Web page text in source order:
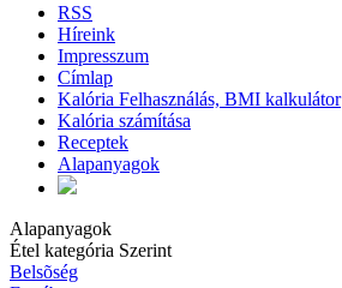
RSS
Híreink
Impresszum
Címlap
Kalória Felhasználás, BMI kalkulátor
Kalória számítása
Receptek
Alapanyagok
Alapanyagok
Étel kategória Szerint
Belsõség